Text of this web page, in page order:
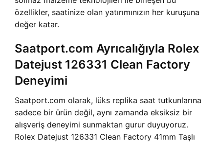
özellikler, saatinize olan yatırımınızın her kuruşuna
değer katar.
Saatport.com Ayrıcalığıyla Rolex
Datejust 126331 Clean Factory
Deneyimi
Saatport.com olarak, lüks replika saat tutkunlarına
sadece bir ürün değil, aynı zamanda eksiksiz bir
alışveriş deneyimi sunmaktan gurur duyuyoruz.
Rolex Datejust 126331 Clean Factory 41mm Taşlı